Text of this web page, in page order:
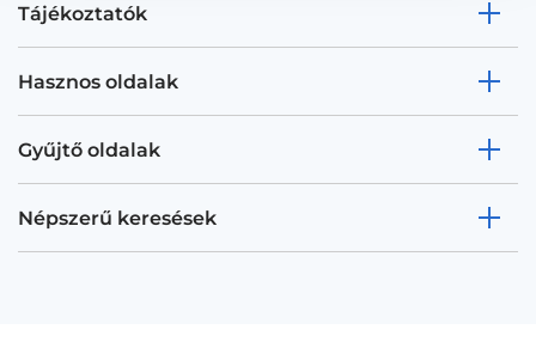
Tájékoztatók
Hasznos oldalak
Gyűjtő oldalak
Népszerű keresések